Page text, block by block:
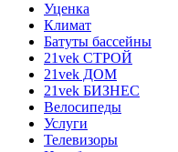
Уценка
Климат
Батуты бассейны
21vek СТРОЙ
21vek ДОМ
21vek БИЗНЕС
Велосипеды
Услуги
Телевизоры